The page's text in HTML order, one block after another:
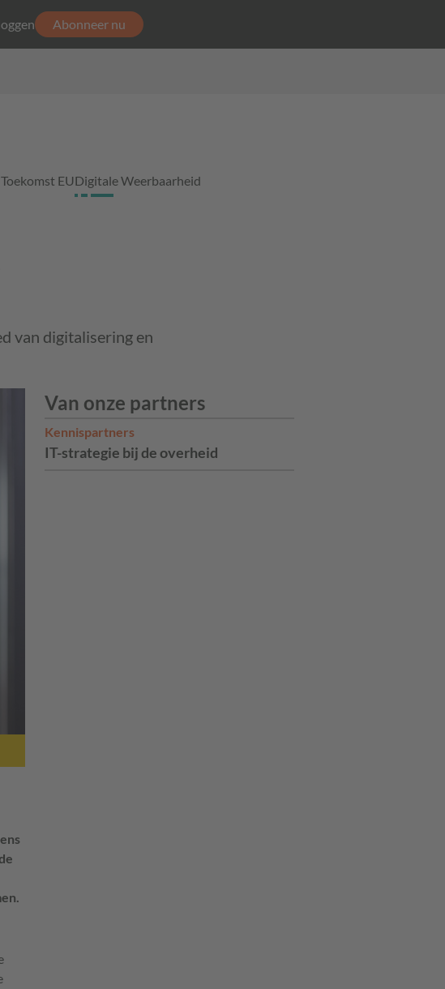
Abonneer nu
EUDigitale Weerbaarheid
van digitalisering en
Van onze partners
Kennispartners
IT-strategie bij de overheid